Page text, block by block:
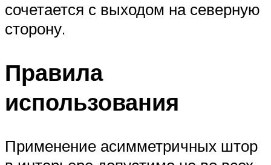
сочетается с выходом на северную
сторону.
Правила
использования
Применение асимметричных штор